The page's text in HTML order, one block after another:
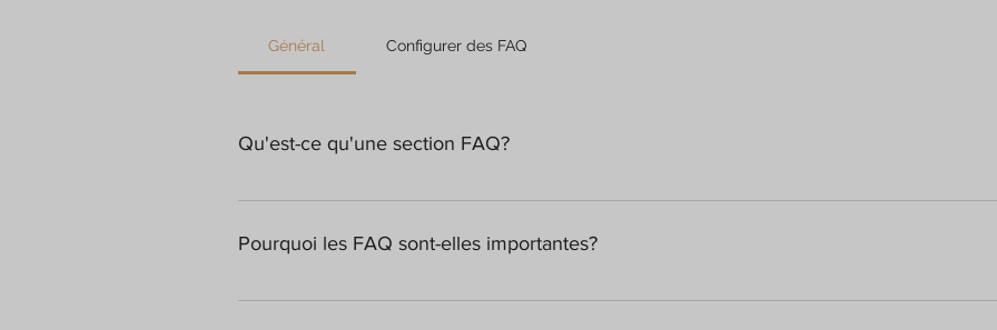
Général Configurer des FAQ
Qu'est-ce qu'une section FAQ?
Une section FAQ peut être utilisée pour répondre rapidement aux questions fréquemment
Pourquoi les FAQ sont-elles importantes?
Les FAQ sont un excellent moyen d'aider les visiteurs à trouver rapidement des réponses aux